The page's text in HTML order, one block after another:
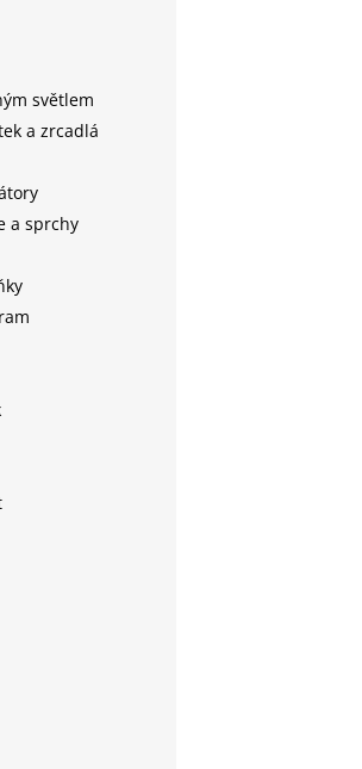
světlem
a zrcadlá
a sprchy